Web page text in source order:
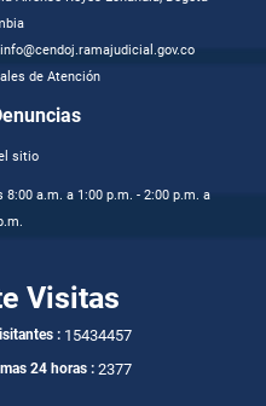
de Atención
sitio
a.m. a 1:00 p.m. - 2:00 p.m. a
Visitas
: 15434457
24 horas : 2377